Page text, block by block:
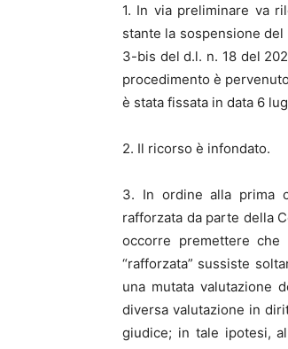
1. In via preliminare va
stante la sospensione
3-bis del d.l. n. 18 del
procedimento è
è stata fissata in data 6
2. Il ricorso è infondato.
3. In ordine alla prima
rafforzata da parte della
occorre premettere
“rafforzata” sussiste
una mutata valutazione
diversa valutazione in
giudice; in tale ipotesi,